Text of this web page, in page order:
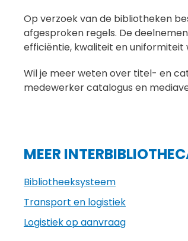
Op verzoek van de bibliotheken
afgesproken regels. De
efficiëntie, kwaliteit en
Wil je meer weten over titel- en
medewerker catalogus en
MEER
Bibliotheeksysteem
Transport en logistiek
Logistiek op aanvraag